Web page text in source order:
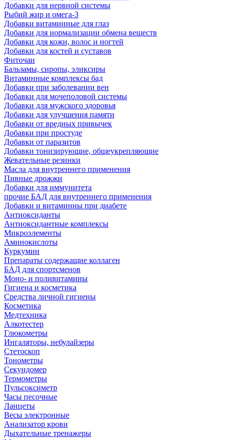
Добавки для нервной системы
Рыбий жир и омега-3
Добавки витаминные для глаз
Добавки для нормализации обмена веществ
Добавки для кожи, волос и ногтей
Добавки для костей и суставов
Фиточаи
Бальзамы, сиропы, эликсиры
Витаминные комплексы бад
Добавки при заболевании вен
Добавки для мочеполовой системы
Добавки для мужского здоровья
Добавки для улучшения памяти
Добавки от вредных привычек
Добавки при простуде
Добавки от паразитов
Добавки тонизирующие, общеукрепляющие
Жевательные резинки
Масла для внутреннего применения
Пивные дрожжи
Добавки для иммунитета
прочие БАД для внутреннего применения
Добавки и витаминны при диабете
Антиоксиданты
Антиоксидантные комплексы
Микроэлементы
Аминокислоты
Куркумин
Препараты содержащие коллаген
БАД для спортсменов
Моно- и поливитамины
Гигиена и косметика
Средства личной гигиены
Косметика
Медтехника
Алкотестер
Глюкометры
Ингаляторы, небулайзеры
Стетоскоп
Тонометры
Секундомер
Термометры
Пульсоксиметр
Часы песочные
Ланцеты
Весы электронные
Анализатор крови
Дыхательные тренажеры